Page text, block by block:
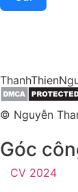
© Nguyễn
Góc
CV 2024